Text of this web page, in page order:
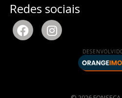
Redes sociais